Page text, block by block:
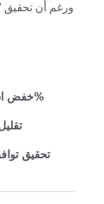
ورغم أن تحقيق
خفض استهلاك الطاقة بنسبة تصل إلى 40%
تحقيق